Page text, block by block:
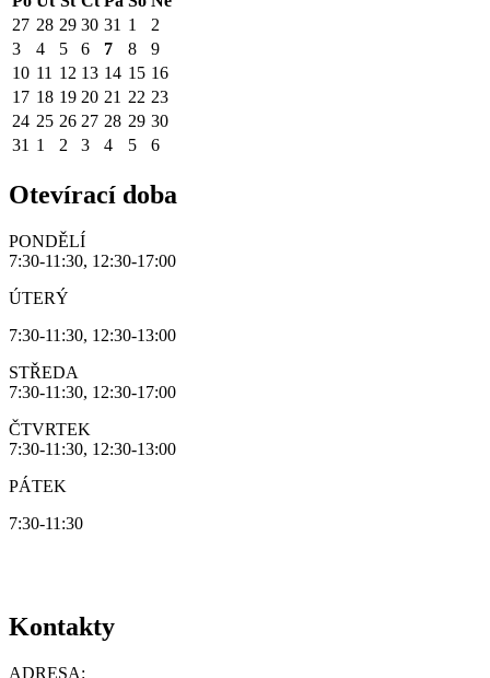
27 28 29 30 31 1
2
3
4 5 6 7 8
9
10 11 12 13 14 15 16
17 18 19 20 21 22 23
24 25 26 27 28 29 30
31 1 2 3 4 5 6
Otevírací doba
PONDĚLÍ
7:30-11:30, 12:30-17:00
ÚTERÝ
7:30-11:30, 12:30-13:00
STŘEDA
7:30-11:30, 12:30-17:00
ČTVRTEK
7:30-11:30, 12:30-13:00
PÁTEK
7:30-11:30
Kontakty
ADRESA: